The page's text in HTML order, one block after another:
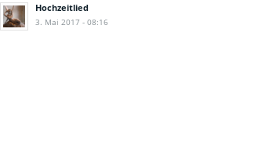
Hochzeitlied
3. Mai 2017 - 08:16